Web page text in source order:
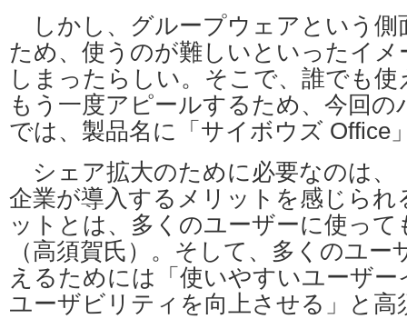
しかし、グループウェアという側
ため、使うのが難しいといったイ
しまったらしい。そこで、誰でも
もう一度アピールするため、今回
では、製品名に「サイボウズ Office
シェア拡大のために必要なのは、
企業が導入するメリットを感じら
ットとは、多くのユーザーに使っ
（高須賀氏）。そして、多くのユ
えるためには「使いやすいユーザ
ユーザビリティを向上させる」と高